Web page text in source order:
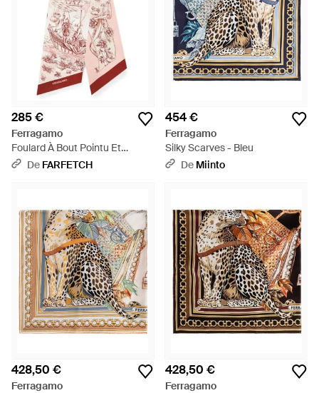
285 €
Ferragamo
Foulard À Bout Pointu Et
Imprimé Voyage - Blanc
De FARFETCH
454 €
Ferragamo
Silky Scarves - Bleu
De Miinto
428,50 €
Ferragamo
428,50 €
Ferragamo